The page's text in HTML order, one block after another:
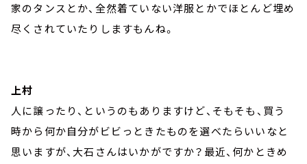
家のタンスとか、全然着ていない洋服とかでほとんど埋め
尽くされていたりしますもんね。
上村
人に譲ったり、というのもありますけど、そもそも、買う
時から何か自分がビビっときたものを選べたらいいなと
思いますが、大石さんはいかがですか？最近、何かときめ